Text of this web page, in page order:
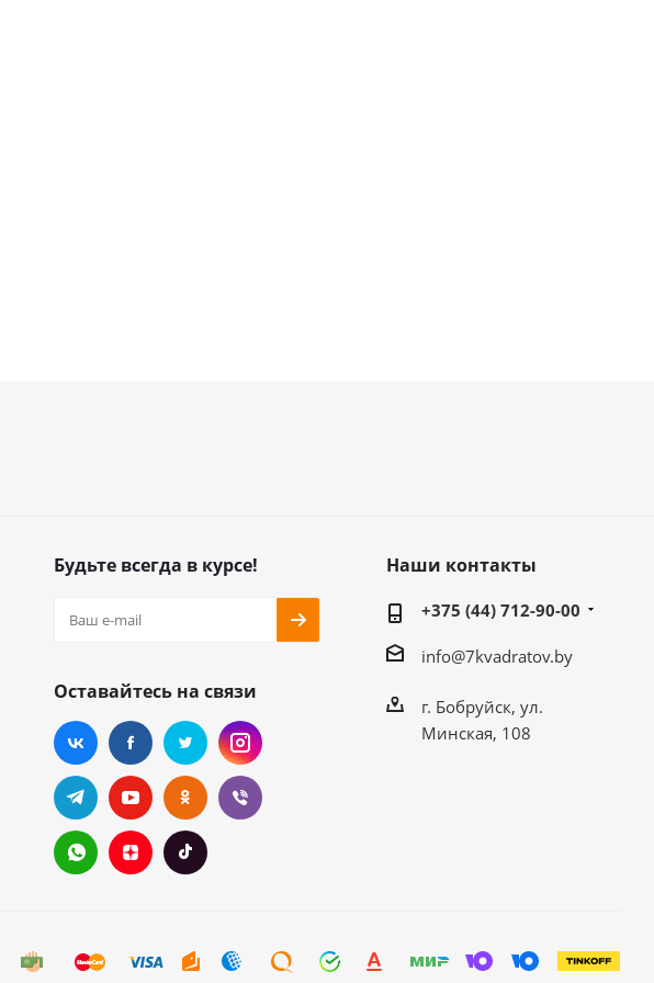
Будьте всегда в курсе!
Оставайтесь на связи
Наши контакты
+375 (44) 712-90-00
info@7kvadratov.by
г. Бобруйск, ул.
Минская, 108